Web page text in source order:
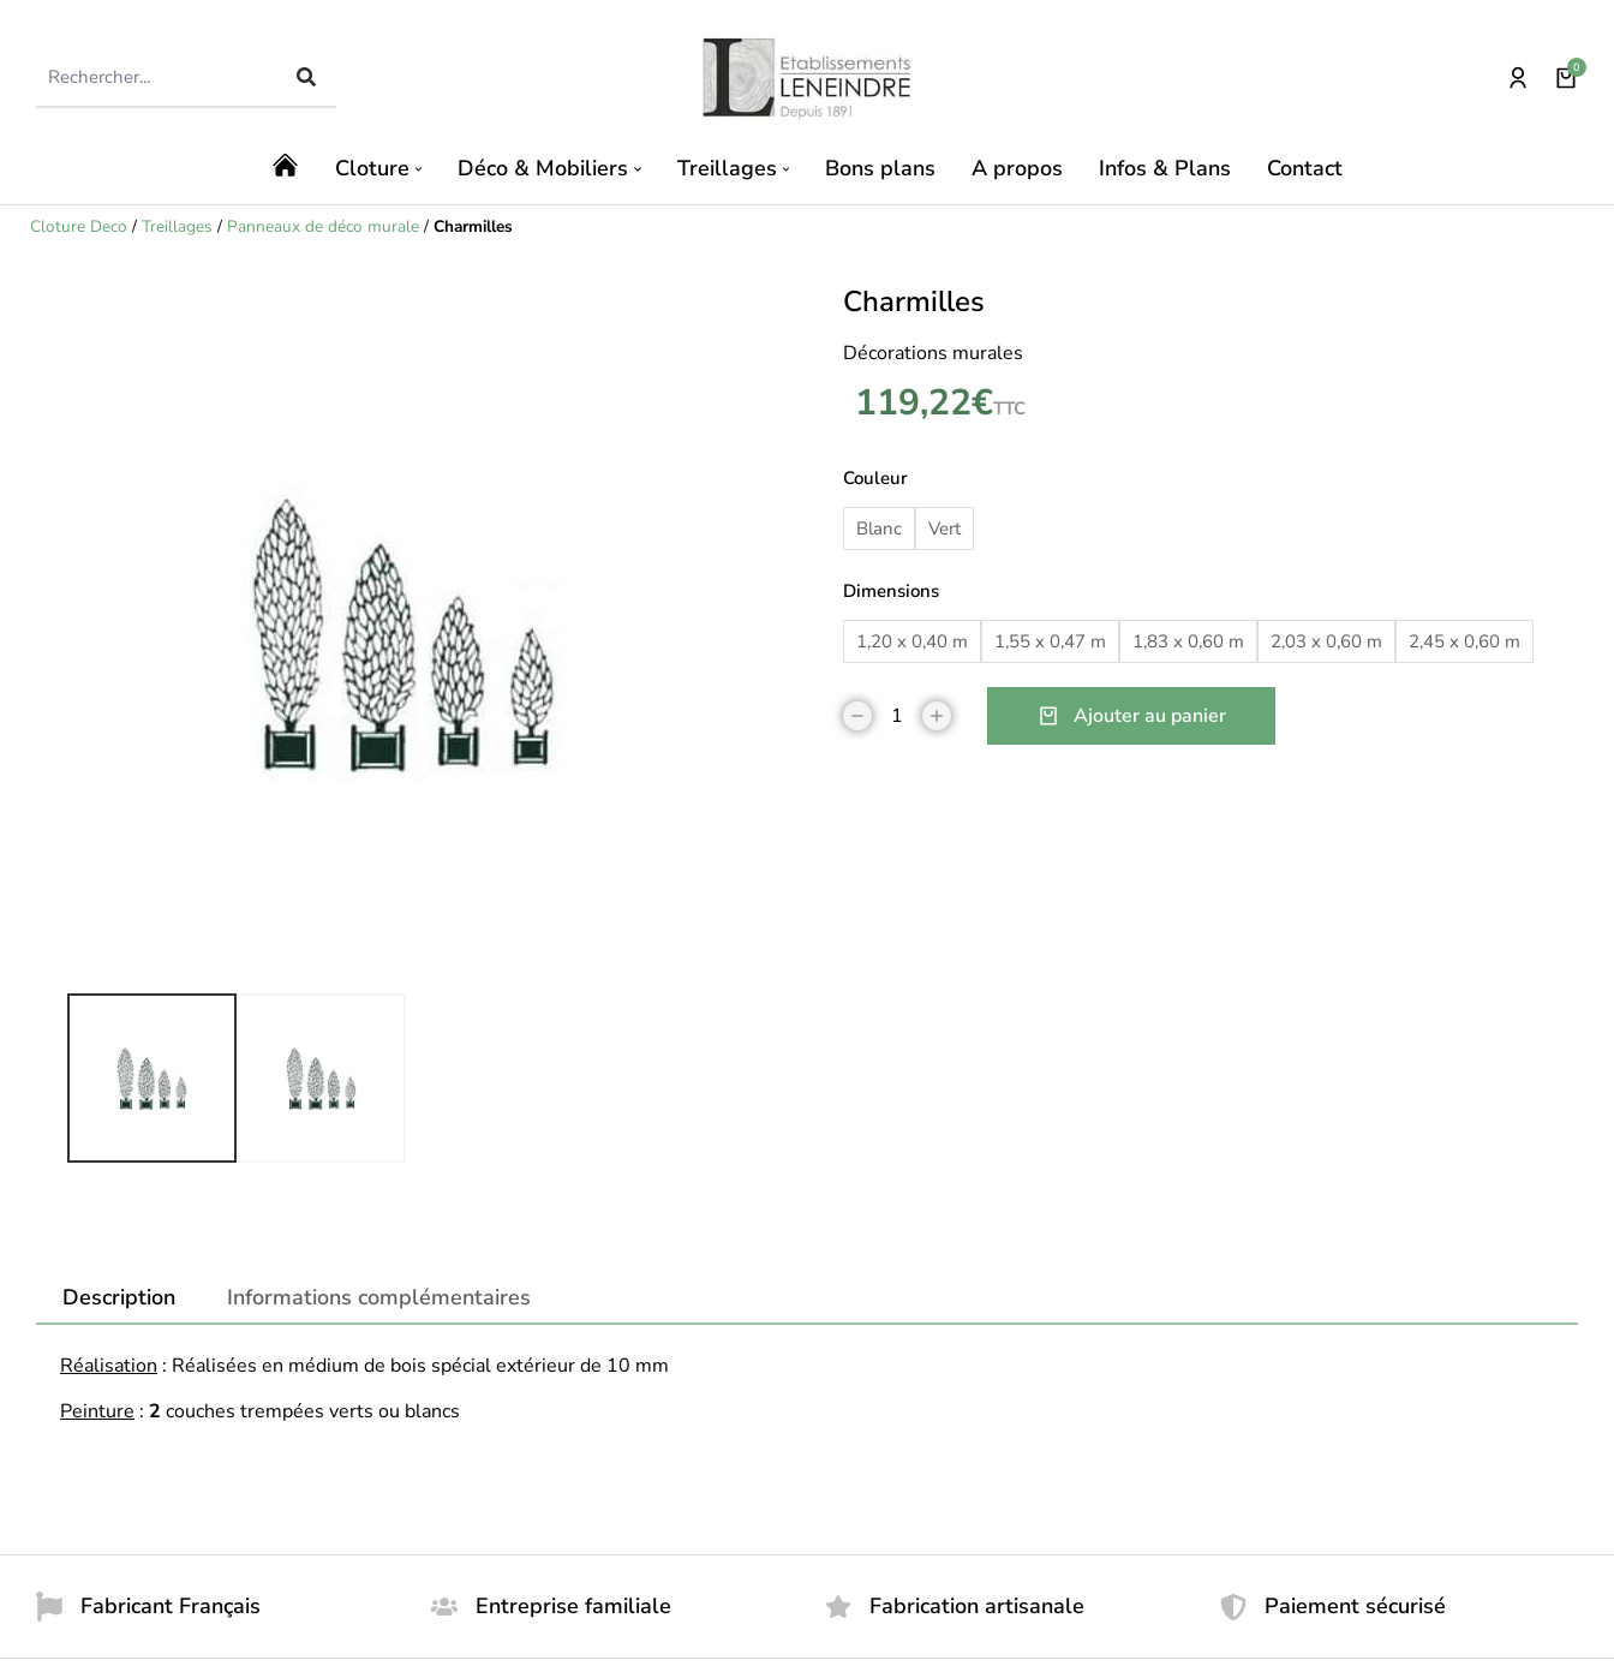
Cloture Déco & Mobiliers Treillages Bons plans A propos Infos & Plans Contact
Cloture Deco / Treillages / Panneaux de déco murale/ Charmilles
Charmilles
Décorations murales
119,22€TTC
Couleur
Blanc Vert
Dimensions
1,20 x 0,40 m 1,55 x 0,47 m 1,83 x 0,60 m 2,03 x 0,60 m 2,45 x 0,60 m
Ajouter au panier
Description Informations complémentaires
Réalisation : Réalisées en médium de bois spécial extérieur de 10 mm
Peinture : 2 couches trempées verts ou blancs
Fabricant Français Entreprise familiale Fabrication artisanale Paiement sécurisé